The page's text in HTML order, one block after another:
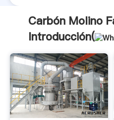
Carbón Molino
Introducción(